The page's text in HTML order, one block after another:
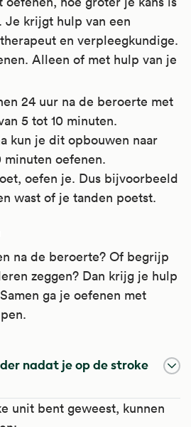
krijgt hulp van een
en verpleegkundige.
Alleen of met hulp van je
24 uur na de beroerte met
5 tot 10 minuten.
kun je dit opbouwen naar
oefenen.
oefen je. Dus bijvoorbeeld
wast of je tanden poetst.
na de beroerte? Of begrijp
zeggen? Dan krijg je hulp
ga je oefenen met
nadat je op de stroke
unit bent geweest, kunnen